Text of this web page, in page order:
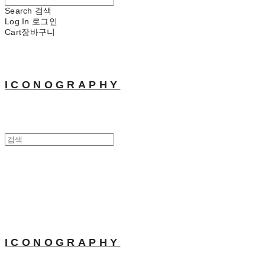
Search 검색
Log In 로그인
Cart장바구니
ICONOGRAPHY
ICONOGRAPHY